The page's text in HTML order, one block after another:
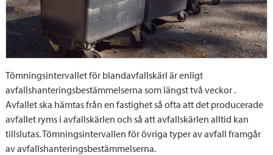
Tömningsintervallet för blandavfallskärl är enligt
avfallshanteringsbestämmelserna som längst två veckor .
Avfallet ska hämtas från en fastighet så ofta att det producerade
avfallet ryms i avfallskärlen och så att avfallskärlen alltid kan
tillslutas. Tömningsintervallen för övriga typer av avfall framgår
av avfallshanteringsbestämmelserna.